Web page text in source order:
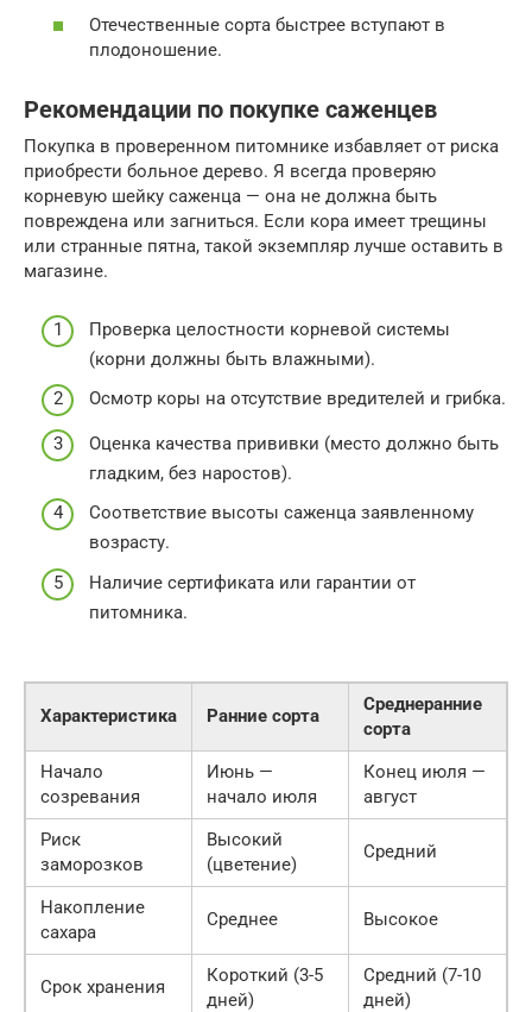
Отечественные сорта быстрее вступают в
плодоношение.
Рекомендации по покупке саженцев
Покупка в проверенном питомнике избавляет от риска
приобрести больное дерево. Я всегда проверяю
корневую шейку саженца — она не должна быть
повреждена или загниться. Если кора имеет трещины
или странные пятна, такой экземпляр лучше оставить в
магазине.
Проверка целостности корневой системы
(корни должны быть влажными).
Осмотр коры на отсутствие вредителей и грибка.
Оценка качества прививки (место должно быть
гладким, без наростов).
Соответствие высоты саженца заявленному
возрасту.
Наличие сертификата или гарантии от
питомника.
Характеристика Ранние сорта
Среднеранние
сорта
Начало
созревания
Июнь —
начало июля
Конец июля —
август
Риск
заморозков
Высокий
(цветение)
Средний
Накопление
сахара
Среднее Высокое
Срок хранения
Короткий (3-5
дней)
Средний (7-10
дней)